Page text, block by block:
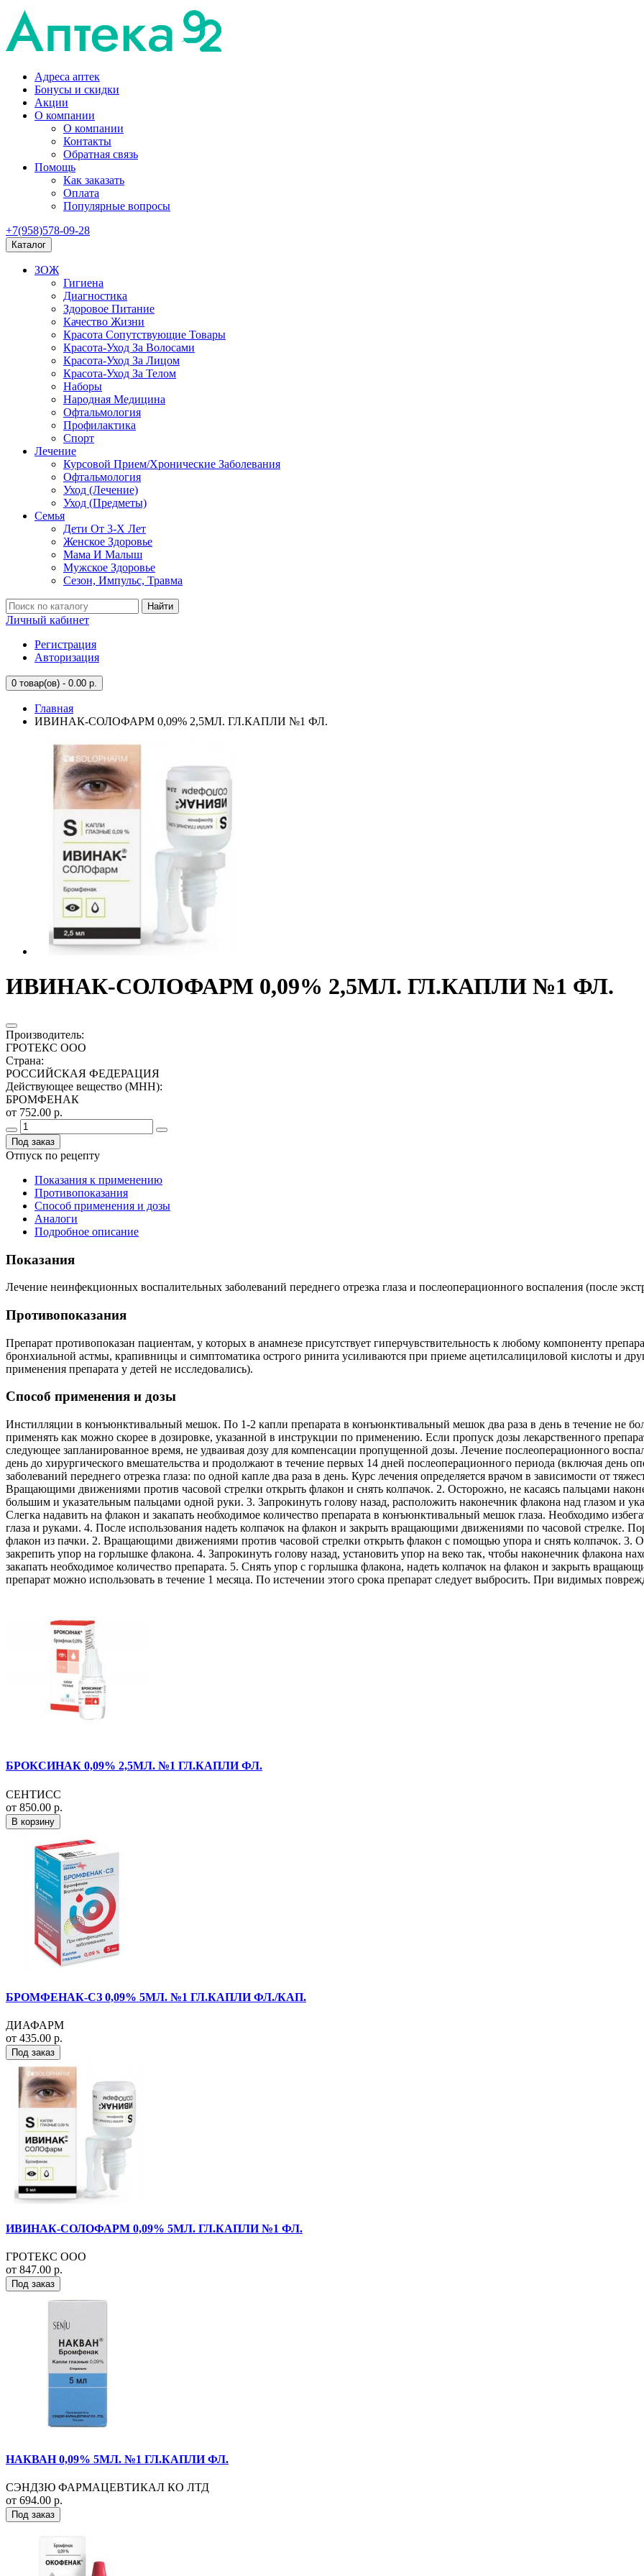
Адреса аптек
Бонусы и скидки
Акции
О компании
О компании
Контакты
Обратная связь
Помощь
Как заказать
Оплата
Популярные вопросы
+7(958)578-09-28
Каталог
ЗОЖ
Гигиена
Диагностика
Здоровое Питание
Качество Жизни
Красота Сопутствующие Товары
Красота-Уход За Волосами
Красота-Уход За Лицом
Красота-Уход За Телом
Наборы
Народная Медицина
Офтальмология
Профилактика
Спорт
Лечение
Курсовой Прием/Хронические Заболевания
Офтальмология
Уход (Лечение)
Уход (Предметы)
Семья
Дети От 3-Х Лет
Женское Здоровье
Мама И Малыш
Мужское Здоровье
Сезон, Импульс, Травма
Найти
Личный кабинет
Регистрация
Авторизация
0 товар(ов) - 0.00 р.
Главная
ИВИНАК-СОЛОФАРМ 0,09% 2,5МЛ. ГЛ.КАПЛИ №1 ФЛ.
ИВИНАК-СОЛОФАРМ 0,09% 2,5МЛ. ГЛ.КАПЛИ №1 ФЛ.
Производитель:
ГРОТЕКС ООО
Страна:
РОССИЙСКАЯ ФЕДЕРАЦИЯ
Действующее вещество (МНН):
БРОМФЕНАК
от 752.00 р.
Под заказ
Отпуск по рецепту
Показания к применению
Противопоказания
Способ применения и дозы
Аналоги
Подробное описание
Показания
Лечение неинфекционных воспалительных заболеваний переднего отрезка глаза и послеоперационного воспаления (после
Противопоказания
Препарат противопоказан пациентам, у которых в анамнезе присутствует гиперчувствительность к любому компоненту
бронхиальной астмы, крапивницы и симптоматика острого ринита усиливаются при приеме ацетилсалициловой кислоты и
применения препарата у детей не исследовались).
Способ применения и дозы
Инстилляции в конъюнктивальный мешок. По 1-2 капли препарата в конъюнктивальный мешок два раза в день в течение не
применять как можно скорее в дозировке, указанной в инструкции по применению. Если пропуск дозы лекарственного
следующее запланированное время, не удваивая дозу для компенсации пропущенной дозы. Лечение послеоперационного
день до хирургического вмешательства и продолжают в течение первых 14 дней послеоперационного периода (включая день
заболеваний переднего отрезка глаза: по одной капле два раза в день. Курс лечения определяется врачом в зависимости от
Вращающими движениями против часовой стрелки открыть флакон и снять колпачок. 2. Осторожно, не касаясь пальцами
большим и указательным пальцами одной руки. 3. Запрокинуть голову назад, расположить наконечник флакона над глазом и
Слегка надавить на флакон и закапать необходимое количество препарата в конъюнктивальный мешок глаза. Необходимо
глаза и руками. 4. После использования надеть колпачок на флакон и закрыть вращающими движениями по часовой стрелке.
флакон из пачки. 2. Вращающими движениями против часовой стрелки открыть флакон с помощью упора и снять колпачок. 3.
закрепить упор на горлышке флакона. 4. Запрокинуть голову назад, установить упор на веко так, чтобы наконечник флакона
закапать необходимое количество препарата. 5. Снять упор с горлышка флакона, надеть колпачок на флакон и закрыть
препарат можно использовать в течение 1 месяца. По истечении этого срока препарат следует выбросить. При видимых
БРОКСИНАК 0,09% 2,5МЛ. №1 ГЛ.КАПЛИ ФЛ.
СЕНТИСС
от 850.00 р.
В корзину
БРОМФЕНАК-СЗ 0,09% 5МЛ. №1 ГЛ.КАПЛИ ФЛ./КАП.
ДИАФАРМ
от 435.00 р.
Под заказ
ИВИНАК-СОЛОФАРМ 0,09% 5МЛ. ГЛ.КАПЛИ №1 ФЛ.
ГРОТЕКС ООО
от 847.00 р.
Под заказ
НАКВАН 0,09% 5МЛ. №1 ГЛ.КАПЛИ ФЛ.
СЭНДЗЮ ФАРМАЦЕВТИКАЛ КО ЛТД
от 694.00 р.
Под заказ